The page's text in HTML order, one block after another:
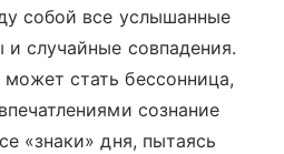
собой все услышанные
случайные совпадения.
стать бессонница,
сознание
«знаки» дня, пытаясь